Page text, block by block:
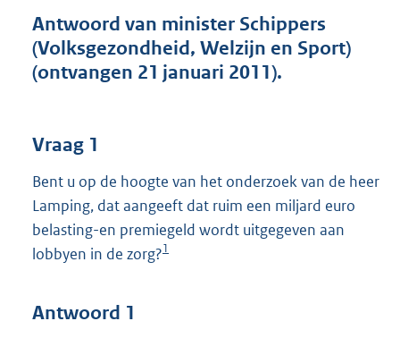
:
5
1
Antwoord van minister Schippers
(Volksgezondheid, Welzijn en Sport)
(ontvangen 21 januari 2011).
Vraag 1
Bent u op de hoogte van het onderzoek van de heer
Lamping, dat aangeeft dat ruim een miljard euro
belasting-en premiegeld wordt uitgegeven aan
lobbyen in de zorg?1
Antwoord 1